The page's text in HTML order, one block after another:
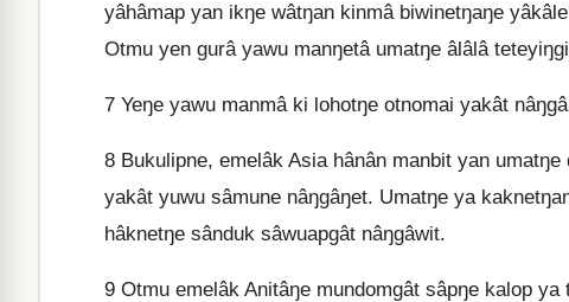
yâhâmap yan ikŋe wâtŋan kinmâ biwinetŋaŋe
Otmu yen gurâ yawu manŋetâ umatŋe âlâlâ
7 Yeŋe yawu manmâ ki lohotŋe otnomai yakât
8 Bukulipne, emelâk Asia hânân manbit yan
yakât yuwu sâmune nâŋgâŋet. Umatŋe ya
hâknetŋe sânduk sâwuapgât nâŋgâwit.
9 Otmu emelâk Anitâŋe mundomgât sâpŋe kalop